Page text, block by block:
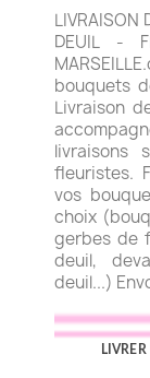
LIVRAISON
DEUIL -
bouquets
Livraison
livraisons
fleuristes.
vos
choix
gerbes de
deuil,
deuil...)